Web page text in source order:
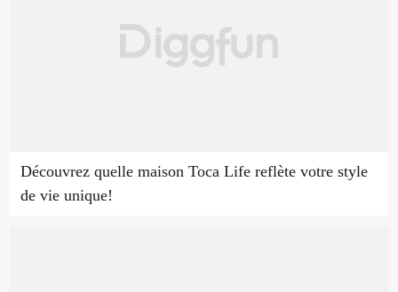
Découvrez quelle maison Toca Life reflète votre style
de vie unique!